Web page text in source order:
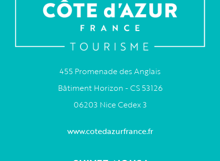
455 Promenade des Anglais
Bâtiment Horizon - CS 53126
06203 Nice Cedex 3
www.cotedazurfrance.fr